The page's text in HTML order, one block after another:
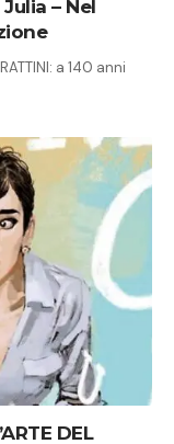
– Nel
a 140 anni
DEL